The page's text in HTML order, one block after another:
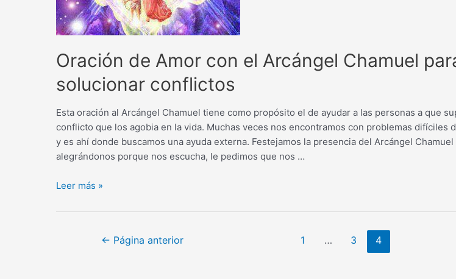
Oración de Amor con el Arcángel Chamuel
solucionar conflictos
Esta oración al Arcángel Chamuel tiene como propósito el de ayudar a las personas a que
conflicto que los agobia en la vida. Muchas veces nos encontramos con problemas difíciles
y es ahí donde buscamos una ayuda externa. Festejamos la presencia del Arcángel Chamuel
alegrándonos porque nos escucha, le pedimos que nos …
Oración
Amor
Leer más »
Navegación
← Página anterior 1 … 3 4